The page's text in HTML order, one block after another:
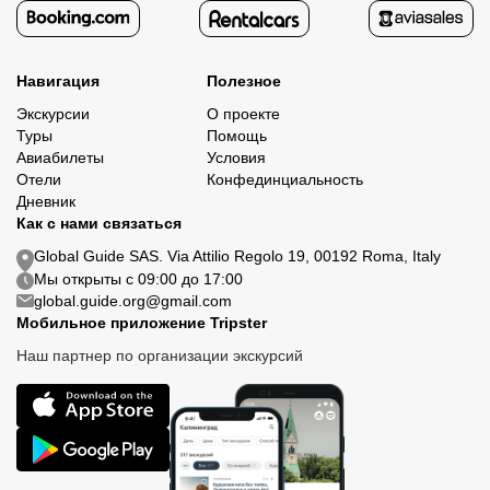
Навигация
Экскурсии
Туры
Авиабилеты
Отели
Дневник
Полезное
О проекте
Помощь
Условия
Конфединциальность
Как с нами связаться
Global Guide SAS. Via Attilio Regolo 19, 00192 Roma, Italy
Мы открыты с 09:00 до 17:00
global.guide.org@gmail.com
Мобильное приложение Tripster
Наш партнер по организации экскурсий